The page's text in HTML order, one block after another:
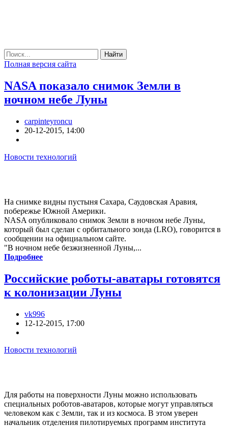
Найти
Полная версия сайта
NASA показало снимок Земли в
ночном небе Луны
carpinteyroncu
20-12-2015, 14:00
Новости технологий
На снимке видны пустыня Сахара, Саудовская Аравия,
побережье Южной Америки.
NASA опубликовало снимок Земли в ночном небе Луны,
который был сделан с орбитального зонда (LRO), говорится в
сообщении на официальном сайте.
"В ночном небе безжизненной Луны,...
Подробнее
Российские роботы-аватары готовятся
к колонизации Луны
vk996
12-12-2015, 17:00
Новости технологий
Для работы на поверхности Луны можно использовать
специальных роботов-аватаров, которые могут управляться
человеком как с Земли, так и из космоса. В этом уверен
начальник отделения пилотируемых программ института